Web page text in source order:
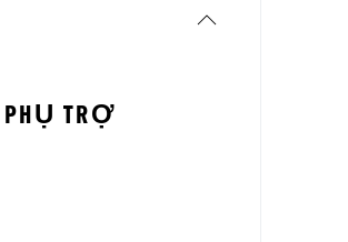
PHỤ TRỢ